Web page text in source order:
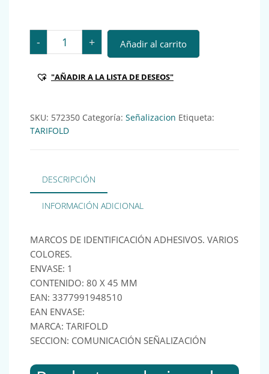
- TAR PK4 MARCO IDENTIFICACI?N ADHESIVO
+ Añadir al carrito
"AÑADIR A LA LISTA DE DESEOS"
SKU: 572350 Categoría: Señalizacion Etiqueta:
TARIFOLD
DESCRIPCIÓN
INFORMACIÓN ADICIONAL
MARCOS DE IDENTIFICACIÓN ADHESIVOS. VARIOS
COLORES.
ENVASE: 1
CONTENIDO: 80 X 45 MM
EAN: 3377991948510
EAN ENVASE:
MARCA: TARIFOLD
SECCION: COMUNICACIÓN SEÑALIZACIÓN